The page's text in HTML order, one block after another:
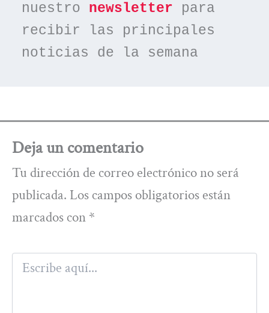
nuestro newsletter para
recibir las principales
noticias de la semana
Deja un comentario
Tu dirección de correo electrónico no será
publicada. Los campos obligatorios están
marcados con *
aquí...